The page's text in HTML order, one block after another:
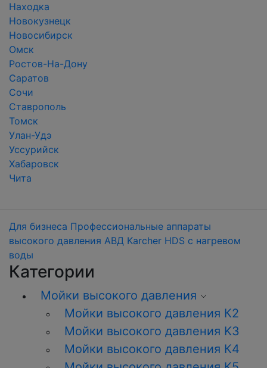
Находка
Новокузнецк
Новосибирск
Омск
Ростов-На-Дону
Саратов
Сочи
Ставрополь
Томск
Улан-Удэ
Уссурийск
Хабаровск
Чита
Для бизнеса Профессиональные аппараты
высокого давления АВД Karcher HDS с нагревом
воды
Категории
Мойки высокого давления
Мойки высокого давления К2
Мойки высокого давления K3
Мойки высокого давления К4